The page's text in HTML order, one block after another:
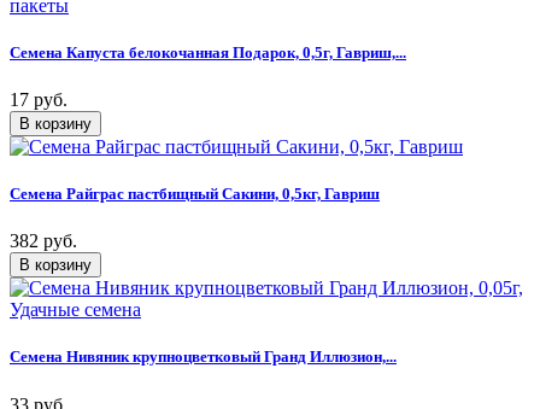
Семена Капуста белокочанная Подарок, 0,5г, Гавриш,...
17 руб.
Семена Райграс пастбищный Сакини, 0,5кг, Гавриш
382 руб.
Семена Нивяник крупноцветковый Гранд Иллюзион,...
33 руб.